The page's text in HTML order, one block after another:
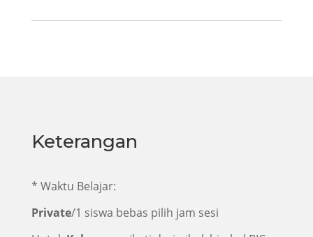
Keterangan
* Waktu Belajar:
Private/1 siswa bebas pilih jam sesi